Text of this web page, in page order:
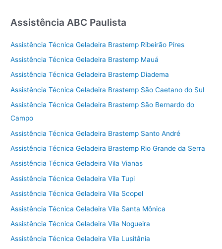
Assistência ABC Paulista
Assistência Técnica Geladeira Brastemp Ribeirão Pires
Assistência Técnica Geladeira Brastemp Mauá
Assistência Técnica Geladeira Brastemp Diadema
Assistência Técnica Geladeira Brastemp São Caetano do Sul
Assistência Técnica Geladeira Brastemp São Bernardo do
Campo
Assistência Técnica Geladeira Brastemp Santo André
Assistência Técnica Geladeira Brastemp Rio Grande da Serra
Assistência Técnica Geladeira Vila Vianas
Assistência Técnica Geladeira Vila Tupi
Assistência Técnica Geladeira Vila Scopel
Assistência Técnica Geladeira Vila Santa Mônica
Assistência Técnica Geladeira Vila Nogueira
Assistência Técnica Geladeira Vila Lusitânia